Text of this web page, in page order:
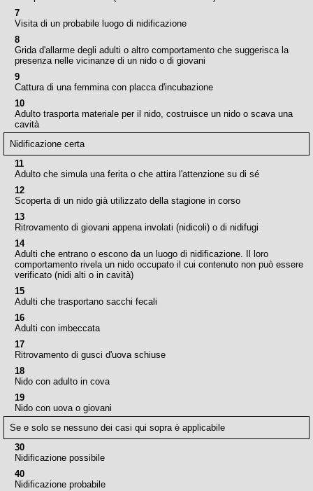
7
Visita di un probabile luogo di nidificazione
8
Grida d'allarme degli adulti o altro comportamento che suggerisca la
presenza nelle vicinanze di un nido o di giovani
9
Cattura di una femmina con placca d'incubazione
10
Adulto trasporta materiale per il nido, costruisce un nido o scava una
cavità
Nidificazione certa
11
Adulto che simula una ferita o che attira l'attenzione su di sé
12
Scoperta di un nido già utilizzato della stagione in corso
13
Ritrovamento di giovani appena involati (nidicoli) o di nidifugi
14
Adulti che entrano o escono da un luogo di nidificazione. Il loro
comportamento rivela un nido occupato il cui contenuto non può essere
verificato (nidi alti o in cavità)
15
Adulti che trasportano sacchi fecali
16
Adulti con imbeccata
17
Ritrovamento di gusci d'uova schiuse
18
Nido con adulto in cova
19
Nido con uova o giovani
Se e solo se nessuno dei casi qui sopra è applicabile
30
Nidificazione possibile
40
Nidificazione probabile